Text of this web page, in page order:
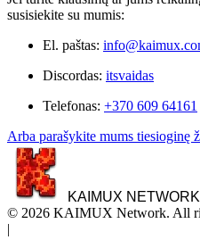
susisiekite su mumis:
El. paštas:
Discordas: itsvaidas
Telefonas: +370 609 64161
Arba parašykite mums tiesioginę
KAIMUX NETWORK
© 2026 KAIMUX Network. All
|